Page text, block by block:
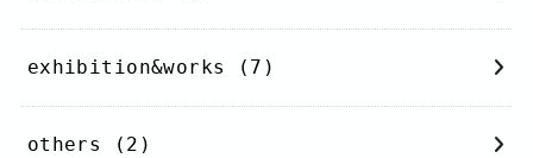
exhibition&works (7)
others (2)